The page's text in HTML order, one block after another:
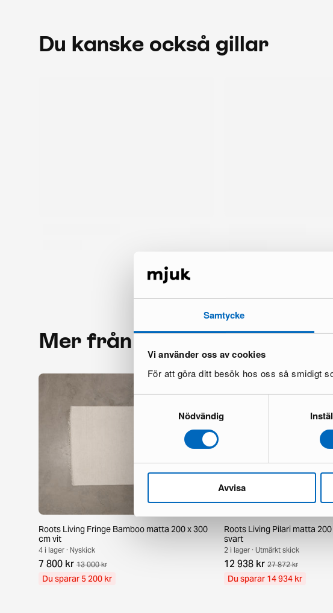
Samtycke
Vi använder oss av cookies
För att göra ditt besök hos oss så smidigt
Nödvändig
Avvisa
Du kanske också gillar
Mer från samma märke
Roots Living Fringe Bamboo matta 200 x 300
cm vit
4 i lager · Nyskick
7 800 kr 13 000 kr
Du sparar 5 200 kr
Roots Living Pilari matta
svart
2 i lager · Utmärkt skick
12 938 kr 27 872 kr
Du sparar 14 934 kr